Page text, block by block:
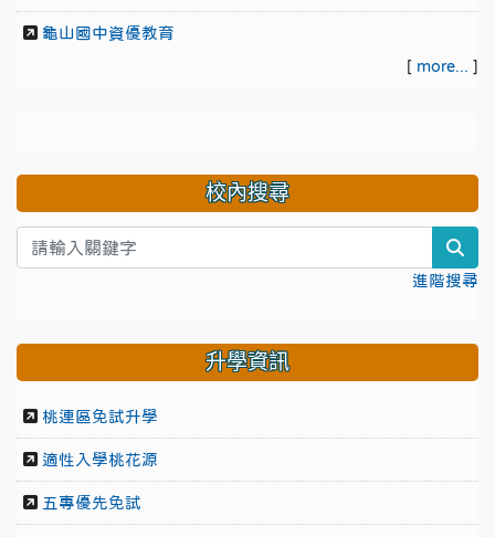
龜山國中資優教育
[ more... ]
校內搜尋
進階搜尋
升學資訊
桃連區免試升學
適性入學桃花源
五專優先免試